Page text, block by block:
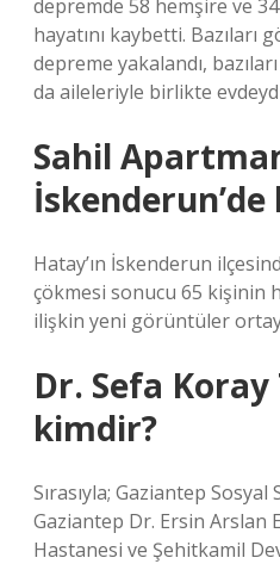
depremde 58 hemşire ve
hayatını kaybetti. Bazıları
depreme yakalandı,
da aileleriyle birlikte
Sahil
Hatay’ın İskenderun
çökmesi sonucu 65 kişinin
ilişkin yeni görüntüler
Dr. Sefa Koray
kimdir?
Sırasıyla; Gaziantep
Gaziantep Dr. Ersin Arslan
Hastanesi ve Şehitkamil